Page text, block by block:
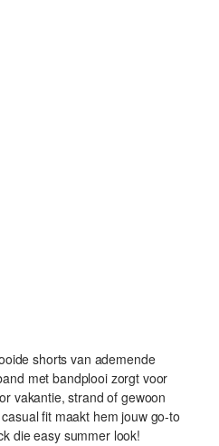
shorts van ademende
met bandplooi zorgt voor
vakantie, strand of gewoon
fit maakt hem jouw go-to
die easy summer look!